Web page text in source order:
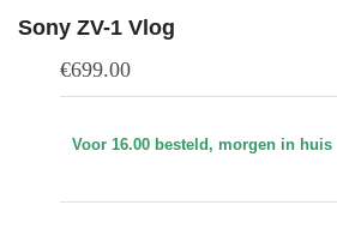
Sony ZV-1 Vlog
€699.00
Voor 16.00 besteld, morgen in huis